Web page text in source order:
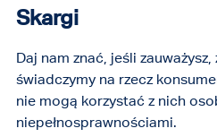
spójny niezależnie od
podstronie jesteś (3.2.1-
Formularze pomagają w
co trzeba poprawić i
autouzupełniania, żeby
(3.3.1-3.3.8 WCAG).
Skargi
Daj nam znać, jeśli zauważysz,
świadczymy na rzecz
nie mogą korzystać z nich
niepełnosprawnościami.